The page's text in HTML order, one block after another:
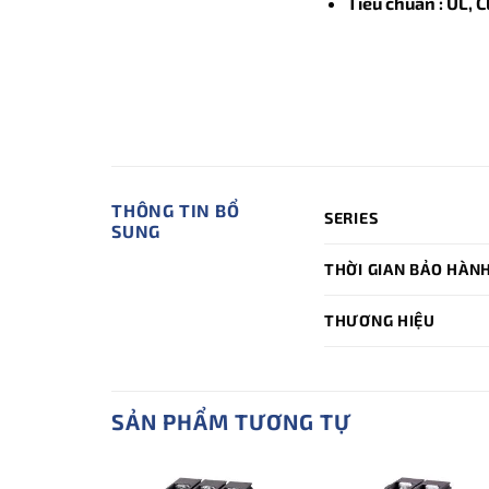
THÔNG TIN BỔ
SUNG
SERIES
THỜI GIAN BẢO
THƯƠNG HIỆU
SẢN PHẨM TƯƠNG TỰ